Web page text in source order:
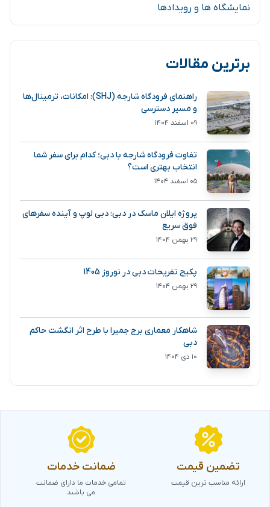
نمایشگاه ها و رویدادها
برترین مقالات
راهنمای فرودگاه شارجه (SHJ): امکانات، ترمینال‌ها
و مسیر دسترسی
۰۹ اسفند ۱۴۰۴
تفاوت فرودگاه شارجه با دبی؛ کدام برای سفر شما
انتخاب بهتری است؟
۰۵ اسفند ۱۴۰۴
پروژه ایلان ماسک در دبی: دبی لوپ و آینده سفرهای
فوق سریع
۲۹ بهمن ۱۴۰۴
پکیج تفریحات دبی در نوروز 1405
۲۹ بهمن ۱۴۰۴
شاهکار معماری برج جمیرا با طرح اثر انگشت حاکم
دبی
۱۰ دی ۱۴۰۴
تضمین قیمت
ارائه مناسب ترین قیمت
ضمانت خدمات
تمامی خدمات ما دارای ضمانت
می باشند